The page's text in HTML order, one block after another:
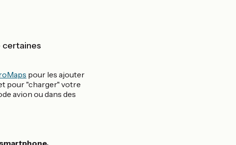
certaines
pour les ajouter
pour "charger" votre
avion ou dans des